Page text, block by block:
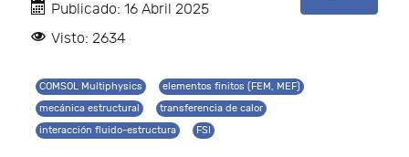
Publicado: 16 Abril 2025
Visto: 2634
COMSOL Multiphysics
elementos finitos (FEM, MEF)
mecánica estructural
transferencia de calor
interacción fluido-estructura
FSI